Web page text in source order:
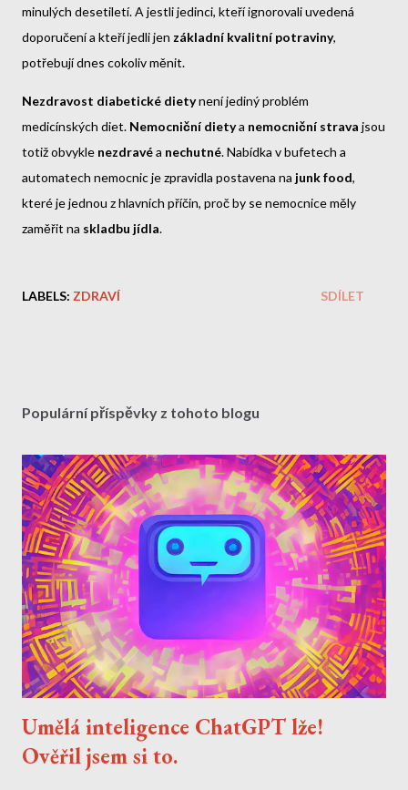
minulých desetiletí. A jestli jedinci, kteří ignorovali uvedená
doporučení a kteří jedli jen základní kvalitní potraviny,
potřebují dnes cokoliv měnit.
Nezdravost diabetické dietynení jediný problém
medicínských diet. Nemocniční dietya nemocniční strava jsou
totiž obvykle nezdravéa nechutné. Nabídka v bufetech a
automatech nemocnic je zpravidla postavena na junk food,
které je jednou z hlavních příčin, proč by se nemocnice měly
zaměřit na skladbu jídla.
LABELS: ZDRAVÍ SDÍLET
Populární příspěvky z tohoto blogu
Umělá inteligence ChatGPT lže!
Ověřil jsem si to.